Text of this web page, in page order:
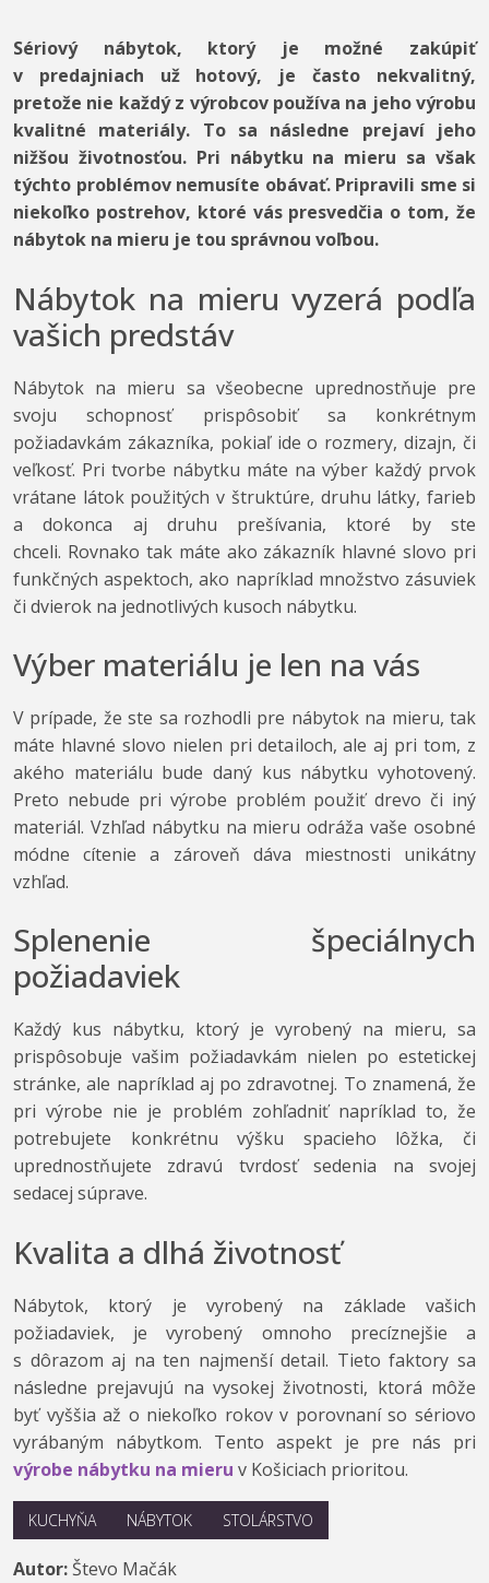
Sériový nábytok, ktorý je možné zakúpiť
v predajniach už hotový, je často nekvalitný,
pretože nie každý z výrobcov používa na jeho výrobu
kvalitné materiály. To sa následne prejaví jeho
nižšou životnosťou. Pri nábytku na mieru sa však
týchto problémov nemusíte obávať. Pripravili sme si
niekoľko postrehov, ktoré vás presvedčia o tom, že
nábytok na mieru je tou správnou voľbou.
Nábytok na mieru vyzerá podľa
vašich predstáv
Nábytok na mieru sa všeobecne uprednostňuje pre
svoju schopnosť prispôsobiť sa konkrétnym
požiadavkám zákazníka, pokiaľ ide o rozmery, dizajn, či
veľkosť. Pri tvorbe nábytku máte na výber každý prvok
vrátane látok použitých v štruktúre, druhu látky, farieb
a dokonca aj druhu prešívania, ktoré by ste
chceli. Rovnako tak máte ako zákazník hlavné slovo pri
funkčných aspektoch, ako napríklad množstvo zásuviek
či dvierok na jednotlivých kusoch nábytku.
Výber materiálu je len na vás
V prípade, že ste sa rozhodli pre nábytok na mieru, tak
máte hlavné slovo nielen pri detailoch, ale aj pri tom, z
akého materiálu bude daný kus nábytku vyhotovený.
Preto nebude pri výrobe problém použiť drevo či iný
materiál. Vzhľad nábytku na mieru odráža vaše osobné
módne cítenie a zároveň dáva miestnosti unikátny
vzhľad.
Splenenie špeciálnych
požiadaviek
Každý kus nábytku, ktorý je vyrobený na mieru, sa
prispôsobuje vašim požiadavkám nielen po estetickej
stránke, ale napríklad aj po zdravotnej. To znamená, že
pri výrobe nie je problém zohľadniť napríklad to, že
potrebujete konkrétnu výšku spacieho lôžka, či
uprednostňujete zdravú tvrdosť sedenia na svojej
sedacej súprave.
Kvalita a dlhá životnosť
Nábytok, ktorý je vyrobený na základe vašich
požiadaviek, je vyrobený omnoho precíznejšie a
s dôrazom aj na ten najmenší detail. Tieto faktory sa
následne prejavujú na vysokej životnosti, ktorá môže
byť vyššia až o niekoľko rokov v porovnaní so sériovo
vyrábaným nábytkom. Tento aspekt je pre nás pri
výrobe nábytku na mieru v Košiciach prioritou.
KUCHYŇA NÁBYTOK STOLÁRSTVO
Autor: Števo Mačák